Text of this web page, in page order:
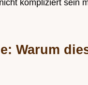
nicht kompliziert sein
Warum